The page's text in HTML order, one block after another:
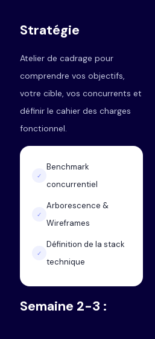
Stratégie
Atelier de cadrage pour
comprendre vos objectifs,
votre cible, vos concurrents et
définir le cahier des charges
fonctionnel.
✓
Benchmark
concurrentiel
✓
Arborescence &
Wireframes
✓
Définition de la stack
technique
Semaine 2-3 :